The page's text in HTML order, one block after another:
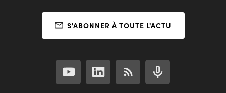
S'ABONNER À TOUTE L'ACTU